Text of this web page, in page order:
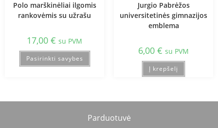
Polo marškinėliai ilgomis
rankovėmis su užrašu
17,00 € su PVM
Pasirinkti savybes
Jurgio Pabrėžos
universitetinės gimnazijos
emblema
6,00 € su PVM
Į krepšelį
Parduotuvė